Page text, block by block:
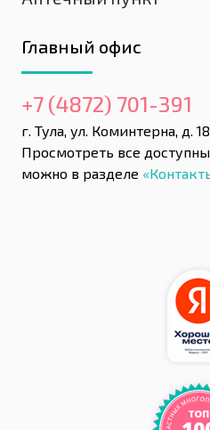
Главный офис
+7 (4872) 701-391
г. Тула, ул. Коминтерна, д.
Просмотреть все
можно в разделе